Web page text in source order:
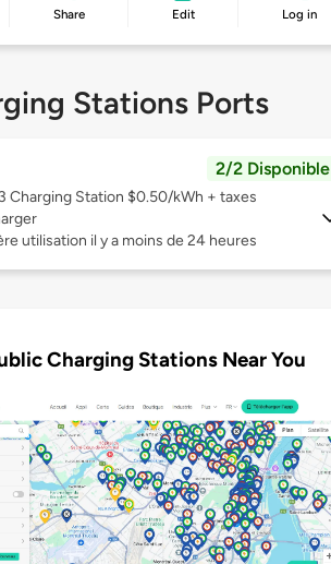
Share Edit Log in
Stations Ports
2/2 Disponible
Charging Station $0.50/kWh + taxes
utilisation il y a moins de 24 heures
Charging Stations Near You